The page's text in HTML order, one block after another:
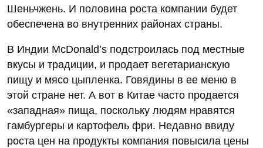
Шеньчжень. И половина роста компании будет
обеспечена во внутренних районах страны.
В Индии McDonald’s подстроилась под местные
вкусы и традиции, и продает вегетарианскую
пищу и мясо цыпленка. Говядины в ее меню в
этой стране нет. А вот в Китае часто продается
«западная» пища, поскольку людям нравятся
гамбургеры и картофель фри. Недавно ввиду
роста цен на продукты компания повысила цены